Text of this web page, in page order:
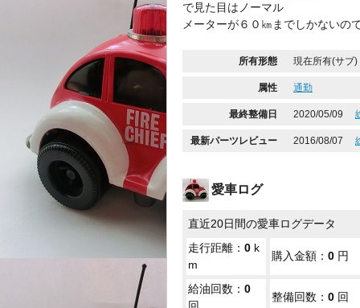
で見た目はノーマル
メーターが６０㎞までしかないの
所有形態 現在所有(サブ)
属性 通勤
最終整備日 2020/05/09
最新パーツレビュー 2016/08/07
愛車ログ
直近20日間の愛車ログデータ
走行距離： 0 k
m
購入金額： 0 円
給油回数： 0
整備回数： 0 回